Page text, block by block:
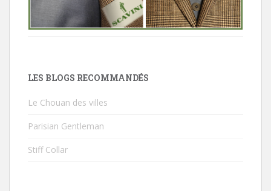
LES BLOGS RECOMMANDÉS
Le Chouan des villes
Parisian Gentleman
Stiff Collar